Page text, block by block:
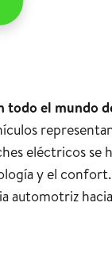
el mundo
eléctricos
y el